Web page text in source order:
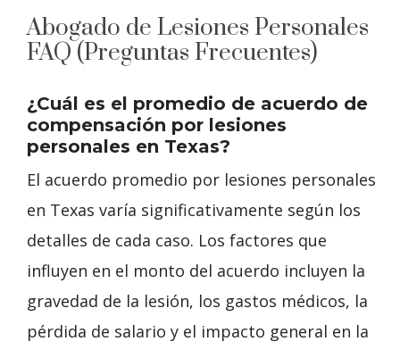
Abogado de Lesiones Personales
FAQ (Preguntas Frecuentes)
¿Cuál es el promedio de acuerdo de
compensación por lesiones
personales en Texas?
El acuerdo promedio por lesiones personales
en Texas varía significativamente según los
detalles de cada caso. Los factores que
influyen en el monto del acuerdo incluyen la
gravedad de la lesión, los gastos médicos, la
pérdida de salario y el impacto general en la